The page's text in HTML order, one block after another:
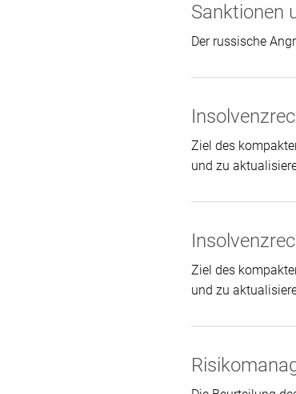
Sanktionen
Der russische
Ziel des
und zu
Ziel des
und zu